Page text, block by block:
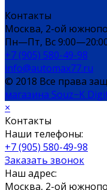
Контакты
Москва, 2-ой
Пн—Пт, Вс
+7 (905) 580-49-98
info@automax77.ru
© 2018 Все права
магазина Souz−K
×
Контакты
Наши телефоны:
+7 (905) 580-49-98
Заказать звонок
Наш адрес:
Москва, 2-ой